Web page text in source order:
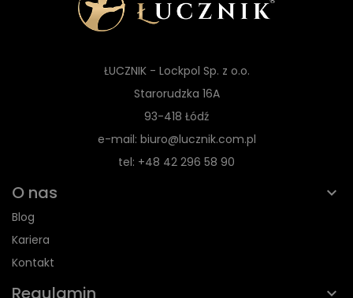
ŁUCZNIK - Lockpol Sp. z o.o.
Starorudzka 16A
93-418 Łódź
e-mail: biuro@lucznik.com.pl
tel: +48 42 296 58 90
O nas
Blog
Kariera
Kontakt
Regulamin